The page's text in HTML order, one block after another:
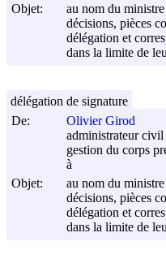
Objet:
au nom du
décisions, pièces
délégation et
dans la limite de
De:
Olivier Girod
administrateur civil
gestion du corps
à
Objet:
au nom du
décisions, pièces
délégation et
dans la limite de
délégation de signature